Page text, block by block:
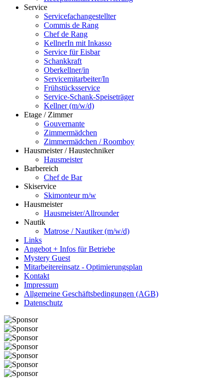
Service
Servicefachangestellter
Commis de Rang
Chef de Rang
KellnerIn mit Inkasso
Service für Eisbar
Schankkraft
Oberkellner/in
Servicemitarbeiter/In
Frühstücksservice
Service-Schank-Speiseträger
Kellner (m/w/d)
Etage / Zimmer
Gouvernante
Zimmermädchen
Zimmermädchen / Roomboy
Hausmeister / Haustechniker
Hausmeister
Barbereich
Chef de Bar
Skiservice
Skimonteur m/w
Hausmeister
Hausmeister/Allrounder
Nautik
Matrose / Nautiker (m/w/d)
Links
Angebot + Infos für Betriebe
Mystery Guest
Mitarbeitereinsatz - Optimierungsplan
Kontakt
Impressum
Allgemeine Geschäftsbedingungen (AGB)
Datenschutz